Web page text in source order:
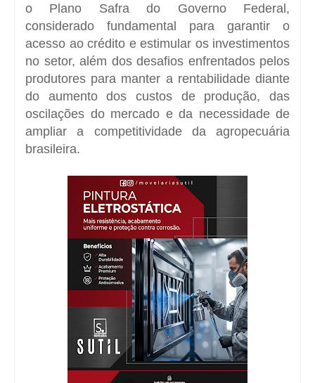
o Plano Safra do Governo Federal,
considerado fundamental para garantir o
acesso ao crédito e estimular os investimentos
no setor, além dos desafios enfrentados pelos
produtores para manter a rentabilidade diante
do aumento dos custos de produção, das
oscilações do mercado e da necessidade de
ampliar a competitividade da agropecuária
brasileira.